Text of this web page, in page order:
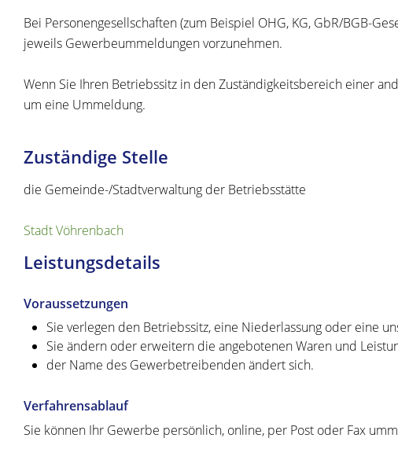
Bei Personengesellschaften (zum Beispiel OHG, KG, GbR/BGB-
jeweils Gewerbeummeldungen vorzunehmen.
Wenn Sie Ihren Betriebssitz in den Zuständigkeitsbereich einer
um eine Ummeldung.
Zuständige Stelle
die Gemeinde-/Stadtverwaltung der Betriebsstätte
Stadt Vöhrenbach
Leistungsdetails
Voraussetzungen
Sie verlegen den Betriebssitz, eine Niederlassung oder eine
Sie ändern oder erweitern die angebotenen Waren und
der Name des Gewerbetreibenden ändert sich.
Verfahrensablauf
Sie können Ihr Gewerbe persönlich, online, per Post oder Fax